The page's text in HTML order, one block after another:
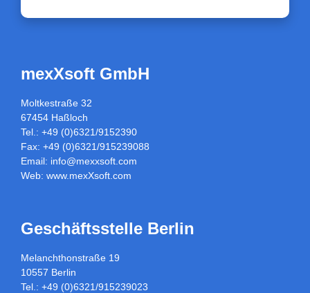
mexXsoft GmbH
Moltkestraße 32
67454 Haßloch
Tel.: +49 (0)6321/9152390
Fax: +49 (0)6321/915239088
Email: info@mexxsoft.com
Web: www.mexXsoft.com
Geschäftsstelle Berlin
Melanchthonstraße 19
10557 Berlin
Tel.: +49 (0)6321/915239023